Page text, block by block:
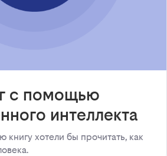
с помощью
интеллекта
книгу хотели бы прочитать, как